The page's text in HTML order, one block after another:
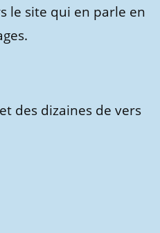
le site qui en parle en
des dizaines de vers